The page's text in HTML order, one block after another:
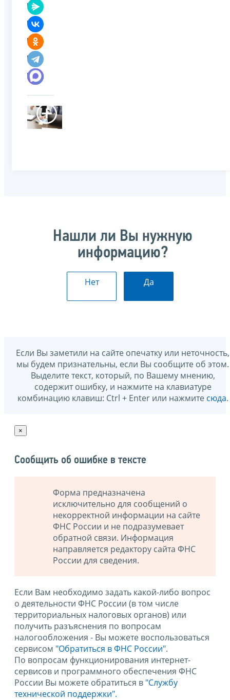
Нашли ли Вы нужную
информацию?
Нет Да
Если Вы заметили на сайте опечатку или неточность,
мы будем признательны, если Вы сообщите об этом.
Выделите текст, который, по Вашему мнению,
содержит ошибку, и нажмите на клавиатуре
комбинацию клавиш: Ctrl + Enter или нажмите сюда.
×
Сообщить об ошибке в тексте
Форма предназначена
исключительно для сообщений о
некорректной информации на сайте
ФНС России и не подразумевает
обратной связи. Информация
направляется редактору сайта ФНС
России для сведения.
Если Вам необходимо задать какой-либо вопрос
о деятельности ФНС России (в том числе
территориальных налоговых органов) или
получить разъяснения по вопросам
налогообложения - Вы можете воспользоваться
сервисом "Обратиться в ФНС России".
По вопросам функционирования интернет-
сервисов и программного обеспечения ФНС
России Вы можете обратиться в "Службу
технической поддержки".